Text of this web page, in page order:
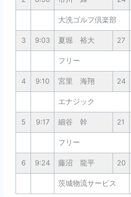
大洗ゴルフ倶楽部
3 9:03 夏堀 裕大 27
フリー
4 9:10 宮里 海翔 24
エナジック
5 9:17 細谷 幹 21
フリー
6 9:24 藤沼 龍平 20
茨城物流サービス